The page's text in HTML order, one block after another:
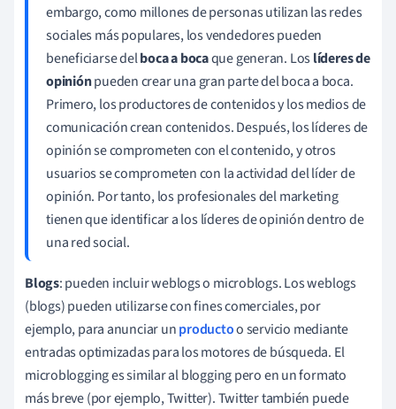
embargo, como millones de personas utilizan las redes
sociales más populares, los vendedores pueden
beneficiarse delboca a bocaque generan. Loslíderes de
opiniónpueden crear una gran parte del boca a boca.
Primero, los productores de contenidos y los medios de
comunicación crean contenidos. Después, los líderes de
opinión se comprometen con el contenido, y otros
usuarios se comprometen con la actividad del líder de
opinión. Por tanto, los profesionales del marketing
tienen que identificar a los líderes de opinión dentro de
una red social.
Blogs: pueden incluir weblogs o microblogs. Los weblogs
(blogs) pueden utilizarse con fines comerciales, por
ejemplo, para anunciar unproductoo servicio mediante
entradas optimizadas para los motores de búsqueda. El
microblogging es similar al blogging pero en un formato
más breve (por ejemplo, Twitter). Twitter también puede